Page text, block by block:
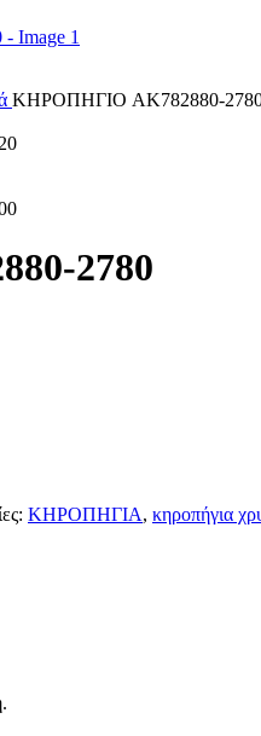
ΚΗΡΟΠΗΓΙΟ AK782880-
Price
through
Price
€69,00
through2780
ΚΗΡΟΠΗΓΙΑ, κηροπήγια